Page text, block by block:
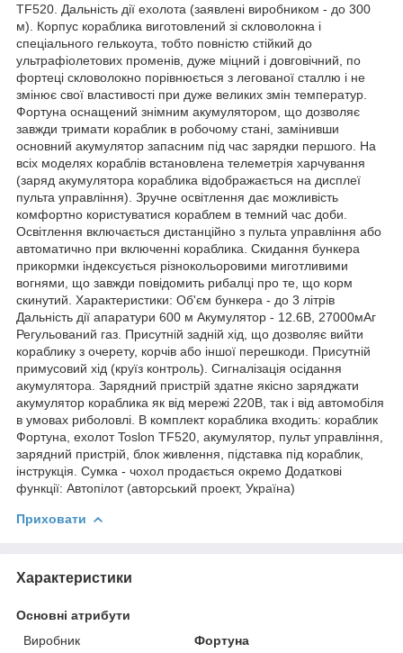
TF520. Дальність дії ехолота (заявлені виробником - до 300
м). Корпус кораблика виготовлений зі скловолокна і
спеціального гелькоута, тобто повністю стійкий до
ультрафіолетових променів, дуже міцний і довговічний, по
фортеці скловолокно порівнюється з легованої сталлю і не
змінює свої властивості при дуже великих змін температур.
Фортуна оснащений знімним акумулятором, що дозволяє
завжди тримати кораблик в робочому стані, замінивши
основний акумулятор запасним під час зарядки першого. На
всіх моделях кораблів встановлена телеметрія харчування
(заряд акумулятора кораблика відображається на дисплеї
пульта управління). Зручне освітлення дає можливість
комфортно користуватися кораблем в темний час доби.
Освітлення включається дистанційно з пульта управління або
автоматично при включенні кораблика. Скидання бункера
прикормки індексується різнокольоровими миготливими
вогнями, що завжди повідомить рибалці про те, що корм
скинутий. Характеристики: Об'єм бункера - до 3 літрів
Дальність дії апаратури 600 м Акумулятор - 12.6В, 27000мАг
Регульований газ. Присутній задній хід, що дозволяє вийти
кораблику з очерету, корчів або іншої перешкоди. Присутній
примусовий хід (круїз контроль). Сигналізація осідання
акумулятора. Зарядний пристрій здатне якісно заряджати
акумулятор кораблика як від мережі 220В, так і від автомобіля
в умовах риболовлі. В комплект кораблика входить: кораблик
Фортуна, ехолот Toslon TF520, акумулятор, пульт управління,
зарядний пристрій, блок живлення, підставка під кораблик,
інструкція. Сумка - чохол продається окремо Додаткові
функції: Автопілот (авторський проект, Україна)
Приховати
Характеристики
Основні атрибути
Виробник
Фортуна